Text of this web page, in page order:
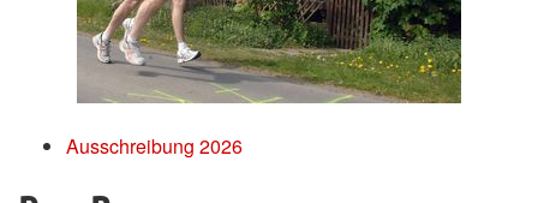
Ausschreibung 2026